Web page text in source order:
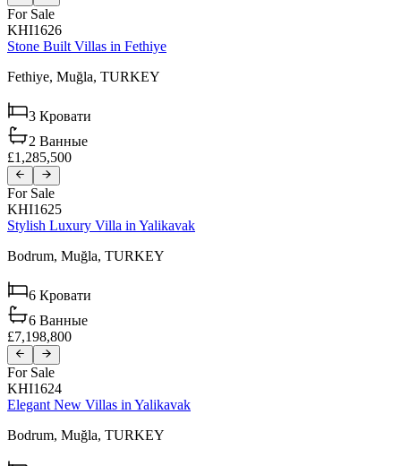
For Sale
KHI1626
Stone Built Villas in Fethiye
Fethiye, Muğla, TURKEY
3 Кровати
2 Ванные
£1,285,500
For Sale
KHI1625
Stylish Luxury Villa in Yalikavak
Bodrum, Muğla, TURKEY
6 Кровати
6 Ванные
£7,198,800
For Sale
KHI1624
Elegant New Villas in Yalikavak
Bodrum, Muğla, TURKEY